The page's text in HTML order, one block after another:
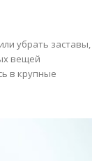
убрать заставы,
вещей
в крупные